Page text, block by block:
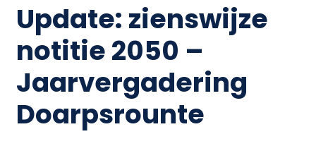
Update: zienswijze
notitie 2050 –
Jaarvergadering
Doarpsrounte